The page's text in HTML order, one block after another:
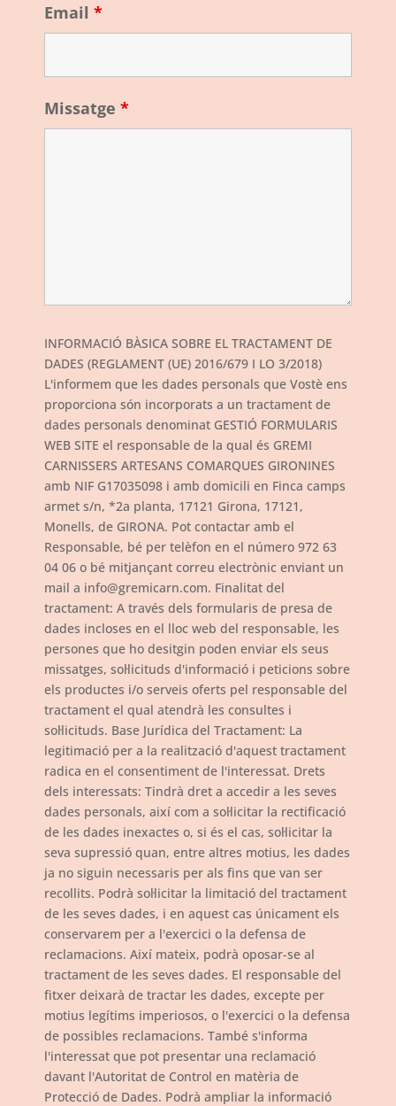
Email *
Missatge *
INFORMACIÓ BÀSICA SOBRE EL TRACTAMENT DE
DADES (REGLAMENT (UE) 2016/679 I LO 3/2018)
L'informem que les dades personals que Vostè ens
proporciona són incorporats a un tractament de
dades personals denominat GESTIÓ FORMULARIS
WEB SITE el responsable de la qual és GREMI
CARNISSERS ARTESANS COMARQUES GIRONINES
amb NIF G17035098 i amb domicili en Finca camps
armet s/n, *2a planta, 17121 Girona, 17121,
Monells, de GIRONA. Pot contactar amb el
Responsable, bé per telèfon en el número 972 63
04 06 o bé mitjançant correu electrònic enviant un
mail a info@gremicarn.com. Finalitat del
tractament: A través dels formularis de presa de
dades incloses en el lloc web del responsable, les
persones que ho desitgin poden enviar els seus
missatges, sol·licituds d'informació i peticions sobre
els productes i/o serveis oferts pel responsable del
tractament el qual atendrà les consultes i
sol·licituds. Base Jurídica del Tractament: La
legitimació per a la realització d'aquest tractament
radica en el consentiment de l'interessat. Drets
dels interessats: Tindrà dret a accedir a les seves
dades personals, així com a sol·licitar la rectificació
de les dades inexactes o, si és el cas, sol·licitar la
seva supressió quan, entre altres motius, les dades
ja no siguin necessaris per als fins que van ser
recollits. Podrà sol·licitar la limitació del tractament
de les seves dades, i en aquest cas únicament els
conservarem per a l'exercici o la defensa de
reclamacions. Així mateix, podrà oposar-se al
tractament de les seves dades. El responsable del
fitxer deixarà de tractar les dades, excepte per
motius legítims imperiosos, o l'exercici o la defensa
de possibles reclamacions. També s'informa
l'interessat que pot presentar una reclamació
davant l'Autoritat de Control en matèria de
Protecció de Dades. Podrà ampliar la informació